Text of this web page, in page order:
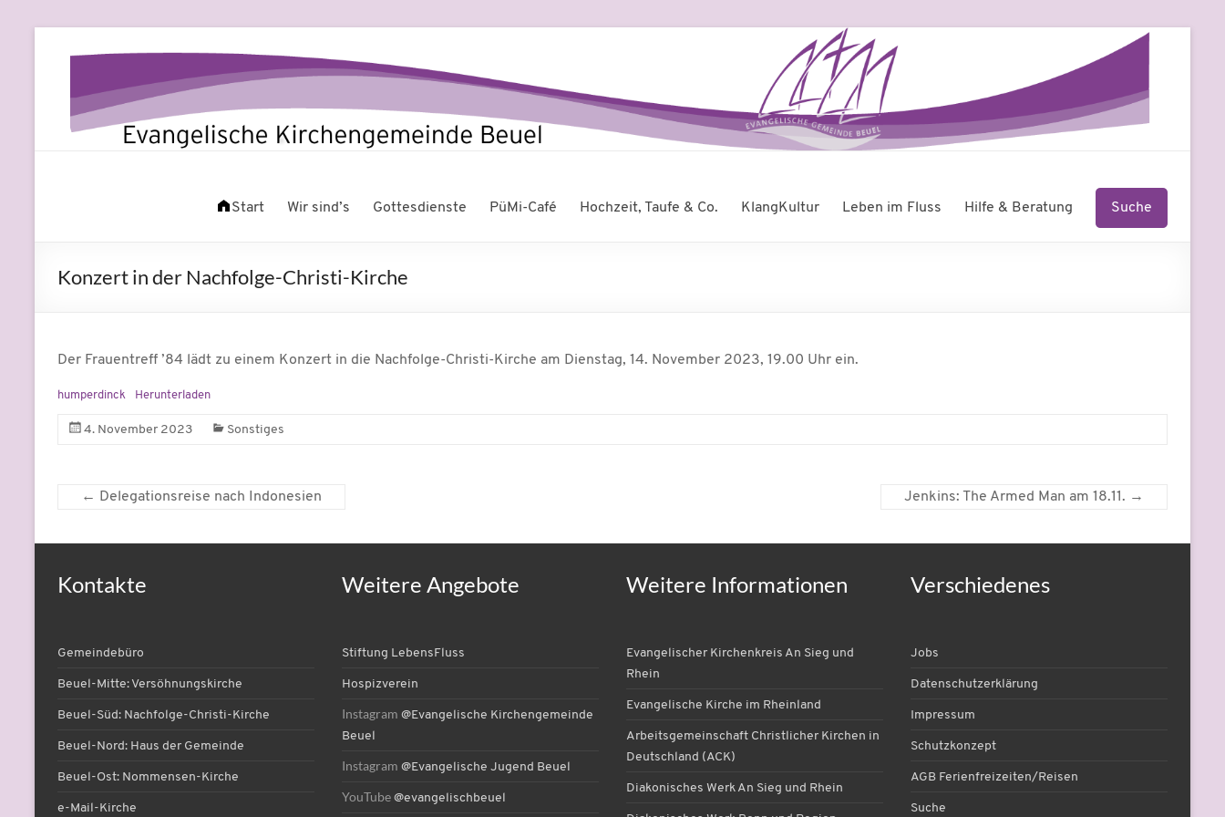
Inhalt
Evangelische
Beuel
Start Wir sind’s Gottesdienste PüMi-Café Hochzeit, Taufe & Co. KlangKultur Leben im Fluss Hilfe & Beratung Suche
Konzert in der Nachfolge-Christi-Kirche
Der Frauentreff ’84 lädt zu einem Konzert in die Nachfolge-Christi-Kirche am Dienstag, 14. November 2023, 19.00 Uhr ein.
humperdinck Herunterladen
4. November 2023 Sonstiges
← Delegationsreise nach Indonesien Jenkins: The Armed Man am 18.11. →
Kontakte
Gemeindebüro
Beuel-Mitte: Versöhnungskirche
Beuel-Süd: Nachfolge-Christi-Kirche
Beuel-Nord: Haus der Gemeinde
Beuel-Ost: Nommensen-Kirche
e-Mail-Kirche
Weitere Angebote
Stiftung LebensFluss
Hospizverein
Instagram @Evangelische Kirchengemeinde
Beuel
Instagram @Evangelische Jugend Beuel
YouTube @evangelischbeuel
Weitere Informationen
Evangelischer Kirchenkreis An Sieg und
Rhein
Evangelische Kirche im Rheinland
Arbeitsgemeinschaft Christlicher Kirchen in
Deutschland (ACK)
Diakonisches Werk An Sieg und Rhein
Verschiedenes
Jobs
Datenschutzerklärung
Impressum
Schutzkonzept
AGB Ferienfreizeiten/Reisen
Suche